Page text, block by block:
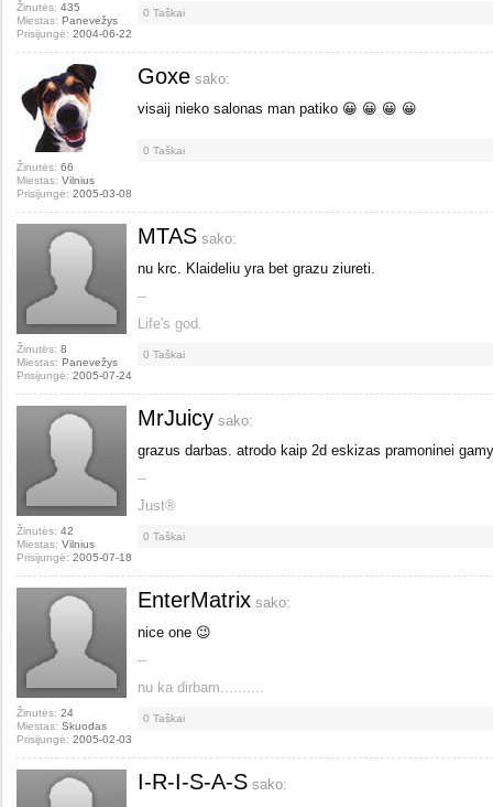
Žinutės: 435
Miestas: Panevežys
Prisijungė: 2004-06-22
0 Taškai
Žinutės: 66
Miestas: Vilnius
Prisijungė: 2005-03-08
Goxe sako:
visaij nieko salonas man patiko 😀 😀 😀 😀
0 Taškai
Žinutės: 8
Miestas: Panevežys
Prisijungė: 2005-07-24
MTAS sako:
nu krc. Klaideliu yra bet grazu ziureti.
--
Life's god.
0 Taškai
Žinutės: 42
Miestas: Vilnius
Prisijungė: 2005-07-18
MrJuicy sako:
grazus darbas. atrodo kaip 2d eskizas pramoninei
--
Just®
0 Taškai
Žinutės: 24
Miestas: Skuodas
Prisijungė: 2005-02-03
EnterMatrix sako:
nice one 😉
--
nu ka dirbam..........
0 Taškai
I-R-I-S-A-S sako: